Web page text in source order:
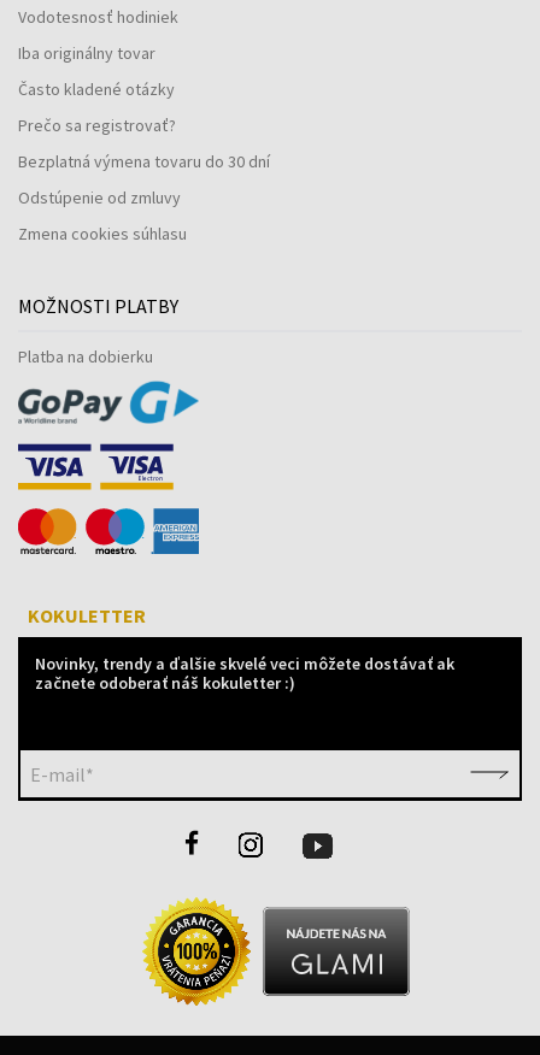
Vodotesnosť hodiniek
Iba originálny tovar
Často kladené otázky
Prečo sa registrovať?
Bezplatná výmena tovaru do 30 dní
Odstúpenie od zmluvy
Zmena cookies súhlasu
MOŽNOSTI PLATBY
Platba na dobierku
KOKULETTER
Novinky, trendy a ďalšie skvelé veci môžete dostávať ak
začnete odoberať náš kokuletter :)
E-mail*